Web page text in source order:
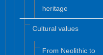
heritage
Cultural values
From Neolithic to